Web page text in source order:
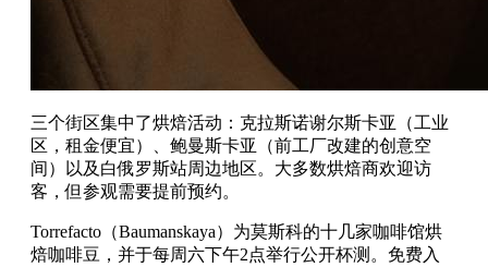
三个街区集中了烘焙活动：克拉斯诺谢尔斯卡亚（工业
区，租金便宜）、鲍曼斯卡亚（前工厂改建的创意空
间）以及白俄罗斯站周边地区。大多数烘焙商欢迎访
客，但参观需要提前预约。
Torrefacto（Baumanskaya）为莫斯科的十几家咖啡馆烘
焙咖啡豆，并于每周六下午2点举行公开杯测。免费入